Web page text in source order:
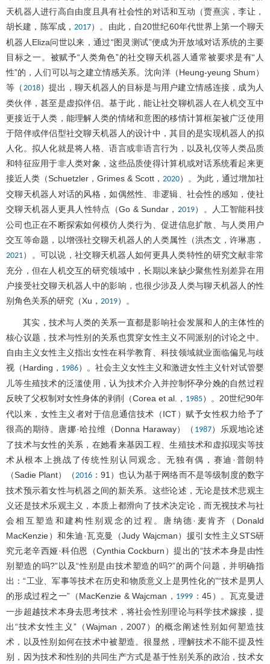
天机器人进行高自由度且具有社会性的对话和互动（贾熹滨，李让，
胡长建，陈军成， 2017）。由此，自20世纪60年代世界上第一个聊天
机器人Eliza问世以来，通过“图灵测试”便成为开放域对话系统的主要
目标之一。被赋予“人类角色”的社交聊天机器人通常被要求是有“人
性”的，人们可以与之建立情感关系。沈向洋（Heung-yeung Shum）
等（ 2018）提出，聊天机器人的目标是与用户建立情感连接，成为人
类伙伴，甚至是虚拟伴侣。基于此，能让社交聊机器人在人机交互中
更接近于人类，能理解人类的情绪和意图的移情计算框架被广泛使用
于陪伴或伴侣型社交聊天机器人的设计中，其目的是实现机器人的拟
人化。拟人化就是将人格、语言或非语言行为，以及礼仪等人类品质
和特征应用于非人类对象，这些品质使得计算机或对话系统看起来更
接近人类（Schuetzler，Grimes & Scott， 2020）。为此，通过增加社
交聊天机器人对话的风格，如偶然性、非逻辑、社会性的感知，使社
交聊天机器人更具人性特点（Go & Sundar， 2019）。人工智能科技
公司也正在不断探索如何模仿人类行为、促进信息扩散、与人类用户
交互等命题，以增强社交聊天机器人的人类属性（洪杰文，许琳惠，
2021）。可以说，社交聊天机器人如何更具人类特性的研究文献非常
充分，但在人机交互的研究领域中，长期以来缺少聚焦性别差异在用
户接受社交聊天机器人中的影响，也很少涉及人类与聊天机器人的性
别角色关系的研究（Xu， 2019）。
其实，技术与人类的关系一直都是影响社会发展和人的主体性的
核心议题，技术与性别的关系也贯穿女性主义不同派别的讨论之中。
自由主义女性主义指出女性在科学教育、科技领域就业面临偏见与歧
视（Harding， 1986）。社会主义女性主义和激进女性主义针对试管婴
儿等生殖技术的泛滥使用，认为技术介入并控制怀孕分娩的自然过程
反映了父权制对女性身体的剥削（Corea et al.， 1985）。20世纪90年
代以来，女性主义者对于信息通信技术（ICT）赋予女性权力给予了
很高的期待。唐娜·哈拉维（Donna Haraway）（ 1987）乐观地论述
了技术与女性的关系，在她看来基因工程、生殖技术和虚拟现实等技
术从根本上挑战了传统性别认同观念。无独有偶，赛迪·普朗特
（Sadie Plant）（2016：91）也认为基于网络而不是等级制度的数字
技术预示着女性与机器之间的新关系。这些论述，无论是技术悲观主
义还是技术乐观主义，本质上都滑向了技术决定论，而无视技术与社
会相互塑造和建构性别观念的过程。唐纳德·麦肯齐（Donald
MacKenzie）和朱迪·瓦克曼（Judy Wajcman）援引女性主义STS研
究元老辛西娅·科伯恩（Cynthia Cockburn）提出的“技术本身是由性
别塑造的吗?”以及“性别是由技术塑造的吗?”的两个问题，并明确指
出：“工业、军事等技术在历史和物质意义上是男性化的”“技术是男人
的形成过程之一”（MacKenzie & Wajcman， 1999 ：45）。瓦克曼进
一步超越技术本身去思考技术，将社会性别理论与科学技术嫁接，提
出“技术女性主义”（Wajman，2007）的概念阐述性别如何塑造技
术，以及性别如何在技术中被塑造。很显然，理解技术不能不提及性
别，因为技术和性别的共同生产方式是基于性别关系的政治，技术女